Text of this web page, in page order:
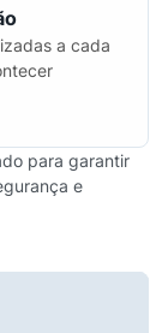
a cada
para garantir
e